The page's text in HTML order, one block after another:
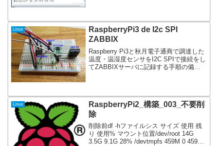
Linux
RaspberryPi3 de I2c SPI
ZABBIX
Raspberry Pi3と秋月電子通商で調達した
温度・温湿度センサをI2C SPIで接続をし
てZABBIXサーバに記録する手順の備忘
Linux
RaspberryPi2_構築_003_不要削
除
削除前df -hファイルシス サイズ 使用 残
り 使用% マウント位置/dev/root 14G
3.5G 9.1G 28% /devtmpfs 459M 0 459M